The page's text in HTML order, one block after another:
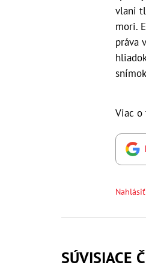
vlani
mori.
práva
Viac o
SÚVISIACE